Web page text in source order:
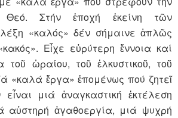
Στήν ἐποχή ἐκείνη τῶν
«καλός» δέν σήμαινε ἁπλῶς
Εἶχε εὐρύτερη ἔννοια καί
τοῦ ὡραίου, τοῦ ἐλκυστικοῦ, τοῦ
«καλά ἔργα» ἑπομένως πού ζητεῖ
μιά ἀναγκαστική ἐκτέλεση
αὐστηρή ἀγαθοεργία, μιά ψυχρή